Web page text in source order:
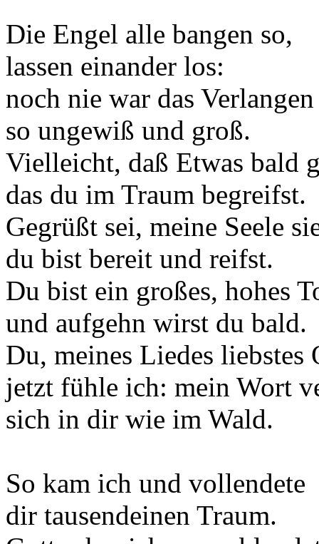
Die Engel alle bangen so,
lassen einander los:
noch nie war das
so ungewiß und groß.
Vielleicht, daß Etwas bald
das du im Traum begreifst.
Gegrüßt sei, meine Seele
du bist bereit und reifst.
Du bist ein großes, hohes
und aufgehn wirst du bald.
Du, meines Liedes liebstes
jetzt fühle ich: mein Wort
sich in dir wie im Wald.
So kam ich und vollendete
dir tausendeinen Traum.